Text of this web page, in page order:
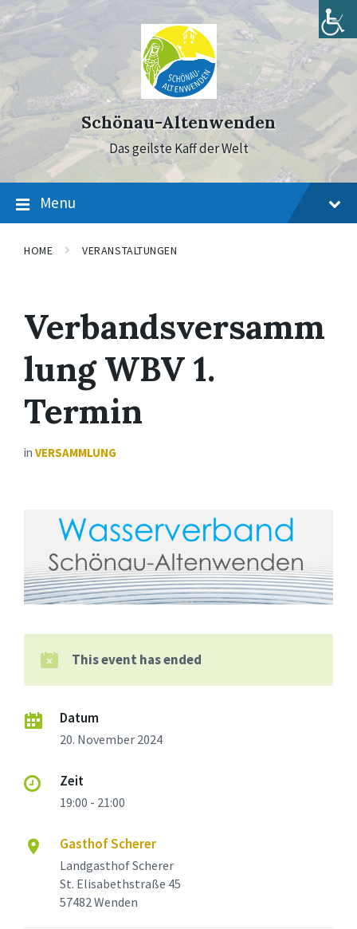
to
content
to
main
navigation
to
footer
Schönau-Altenwenden
Das geilste Kaff der Welt
Menu
HOME VERANSTALTUNGEN
Verbandsversamm
lung WBV 1.
Termin
in VERSAMMLUNG
This event has ended
Datum
20. November 2024
Zeit
19:00 - 21:00
Gasthof Scherer
Landgasthof Scherer
St. Elisabethstraße 45
57482 Wenden